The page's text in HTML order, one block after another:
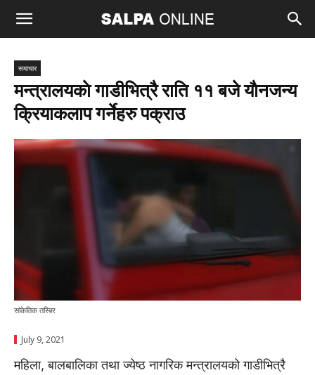
समाचार
मन्त्रालयकाे गाडीभित्रै राति ११ बजे याैनजन्य
क्रियाकलाप गर्नेहरु पक्राउ
सांकेतिक तस्बिर
July 9, 2021
महिला, बालबालिका तथा ज्येष्ठ नागरिक मन्त्रालयको गाडीभित्रै